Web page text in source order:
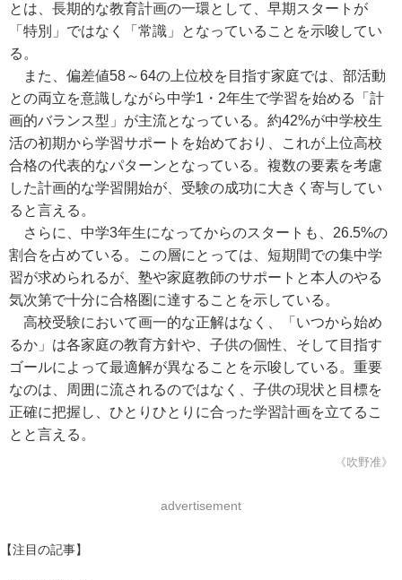
とは、長期的な教育計画の一環として、早期スタートが
「特別」ではなく「常識」となっていることを示唆してい
る。
また、偏差値58～64の上位校を目指す家庭では、部活動
との両立を意識しながら中学1・2年生で学習を始める「計
画的バランス型」が主流となっている。約42%が中学校生
活の初期から学習サポートを始めており、これが上位高校
合格の代表的なパターンとなっている。複数の要素を考慮
した計画的な学習開始が、受験の成功に大きく寄与してい
ると言える。
さらに、中学3年生になってからのスタートも、26.5%の
割合を占めている。この層にとっては、短期間での集中学
習が求められるが、塾や家庭教師のサポートと本人のやる
気次第で十分に合格圏に達することを示している。
高校受験において画一的な正解はなく、「いつから始め
るか」は各家庭の教育方針や、子供の個性、そして目指す
ゴールによって最適解が異なることを示唆している。重要
なのは、周囲に流されるのではなく、子供の現状と目標を
正確に把握し、ひとりひとりに合った学習計画を立てるこ
とと言える。
《吹野准》
advertisement
【注目の記事】